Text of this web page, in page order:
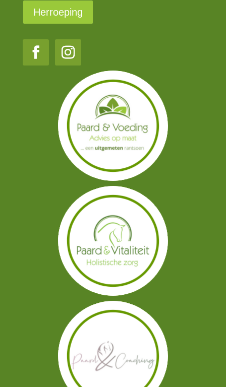
Herroeping